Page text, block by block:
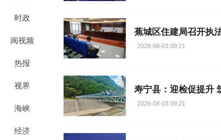
时政
闽视频
热报
视界
海峡
经济
蕉城区住建局召开执
2026-08-03 09:21
寿宁县：迎检促提升
2026-08-03 09:21